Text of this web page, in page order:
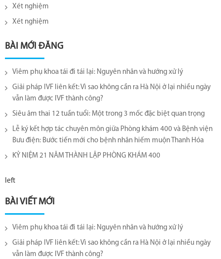
Xét nghiệm
Xét nghiệm
BÀI MỚI ĐĂNG
Viêm phụ khoa tái đi tái lại​: Nguyên nhân và hướng xử lý
Giải pháp IVF liên kết: Vì sao không cần ra Hà Nội ở lại nhiều ngày
vẫn làm được IVF thành công?
Siêu âm thai 12 tuần tuổi: Một trong 3 mốc đặc biệt quan trọng
Lễ ký kết hợp tác chuyên môn giữa Phòng khám 400 và Bệnh viện
Bưu điện: Bước tiến mới cho bệnh nhân hiếm muộn Thanh Hóa
KỶ NIỆM 21 NĂM THÀNH LẬP PHÒNG KHÁM 400
left
BÀI VIẾT MỚI
Viêm phụ khoa tái đi tái lại​: Nguyên nhân và hướng xử lý
Giải pháp IVF liên kết: Vì sao không cần ra Hà Nội ở lại nhiều ngày
vẫn làm được IVF thành công?